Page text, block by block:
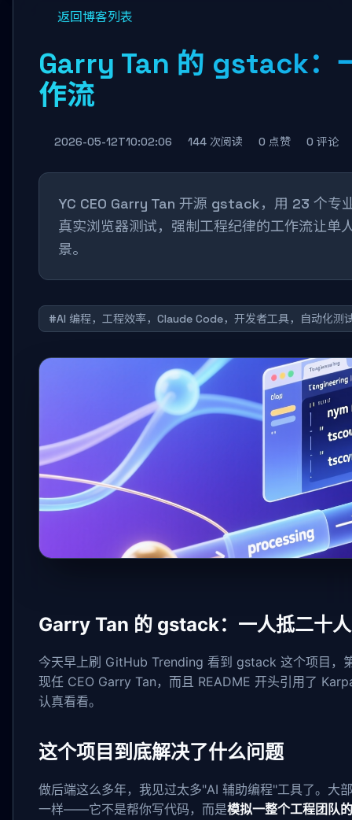
返回博客列表
Garry Tan 的 gstack：
作流
2026-05-12T10:02:06 144 次阅读 0 点赞 0 评论
YC CEO Garry Tan 开源 gstack，用 23 个专
真实浏览器测试，强制工程纪律的工作流让
景。
#AI 编程，工程效率，Claude Code，开发者工具，自动化测
Garry Tan 的 gstack：一人抵二十
今天早上刷 GitHub Trending 看到 gstack 这个项目，
现任 CEO Garry Tan，而且 README 开头引用了
认真看看。
这个项目到底解决了什么问题
做后端这么多年，我见过太多"AI 辅助编程"工具了。大
一样——它不是帮你写代码，而是模拟一整个工程团队